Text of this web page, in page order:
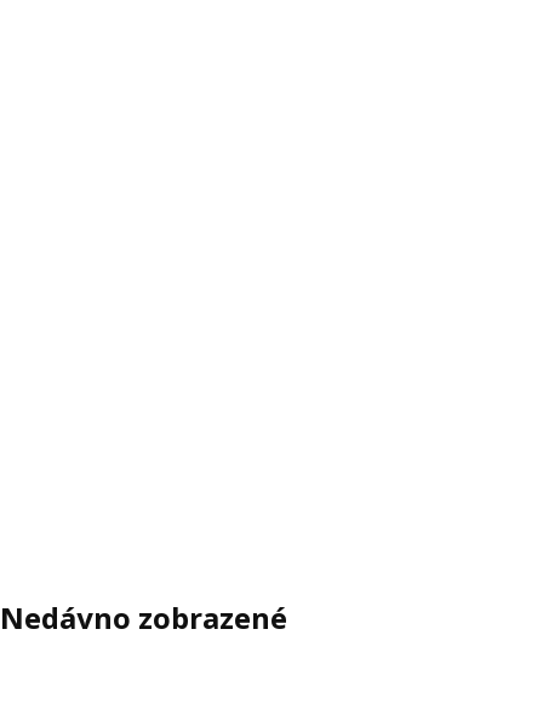
Nedávno zobrazené